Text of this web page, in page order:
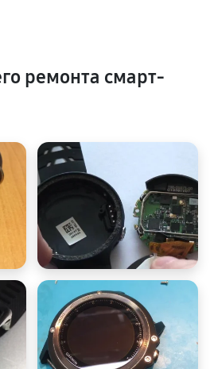
ремонта смарт-